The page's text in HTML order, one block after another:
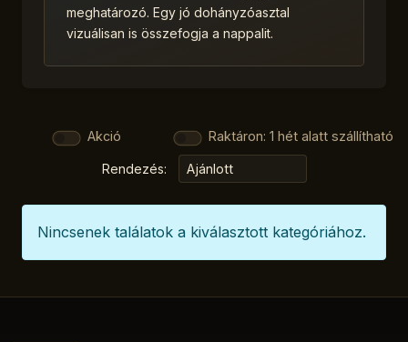
meghatározó. Egy jó dohányzóasztal
vizuálisan is összefogja a nappalit.
Akció Raktáron: 1 hét alatt szállítható
Rendezés:
Nincsenek találatok a kiválasztott kategóriához.